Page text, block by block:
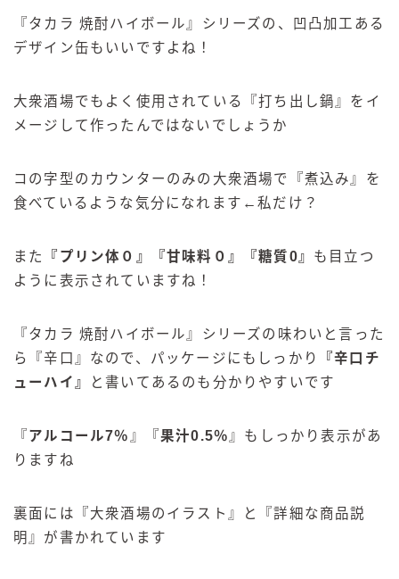
『タカラ 焼酎ハイボール』シリーズの、凹凸加工ある
デザイン缶もいいですよね！
大衆酒場でもよく使用されている『打ち出し鍋』をイ
メージして作ったんではないでしょうか
コの字型のカウンターのみの大衆酒場で『煮込み』を
食べているような気分になれます←私だけ？
また 『 プリン体０ 』『甘味料０ 』『糖質0 』 も目立つ
ように表示されていますね！
『タカラ 焼酎ハイボール』シリーズの味わいと言った
ら『辛口』なので、パッケージにもしっかり
『辛口チ
ューハイ 』 と書いてあるのも分かりやすいです
『アルコール7％ 』『果汁0.5％ 』もしっかり表示があ
りますね
裏面には『大衆酒場のイラスト』と『詳細な商品説
明』が書かれています